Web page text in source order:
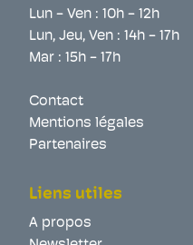
Lun - Ven : 10h - 12h
Lun, Jeu, Ven : 14h - 17h
Mar : 15h - 17h
Contact
Mentions légales
Partenaires
Liens utiles
A propos